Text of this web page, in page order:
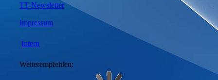
TT-Newsletter
Impressum
Intern
Weiterempfehlen: